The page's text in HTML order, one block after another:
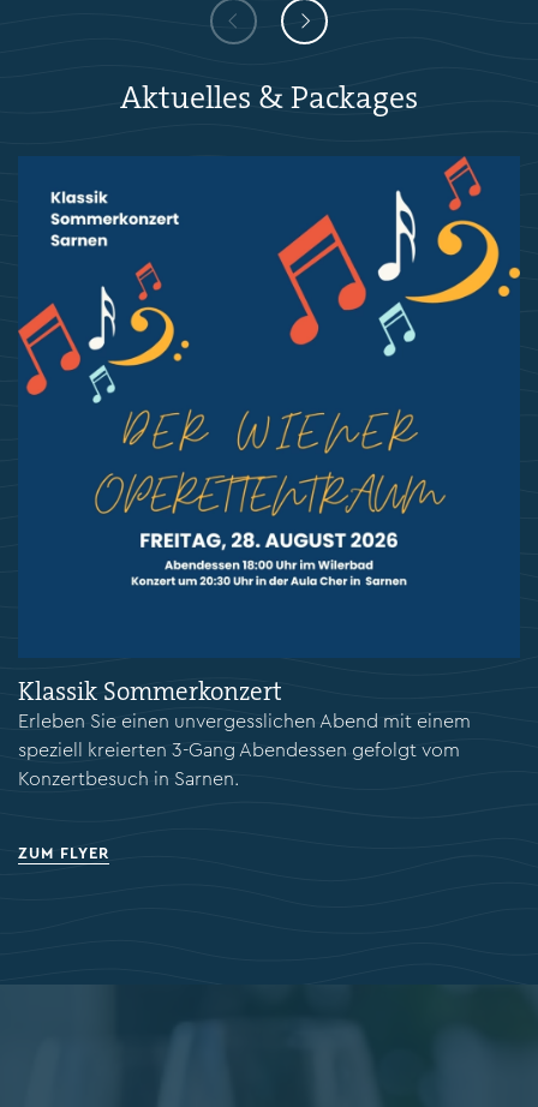
Aktuelles & Packages
Klassik Sommerkonzert
Erleben Sie einen unvergesslichen Abend mit einem
speziell kreierten 3-Gang Abendessen gefolgt vom
Konzertbesuch in Sarnen.
ZUM FLYER